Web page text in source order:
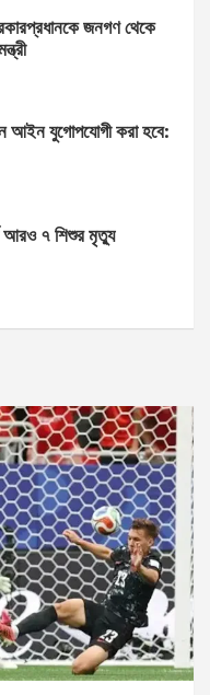
জনগণ থেকে
আইন যুগোপযোগী করা হবে:
আরও ৭ শিশুর মৃত্যু